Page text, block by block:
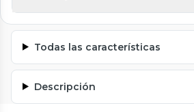
Todas las características
Descripción